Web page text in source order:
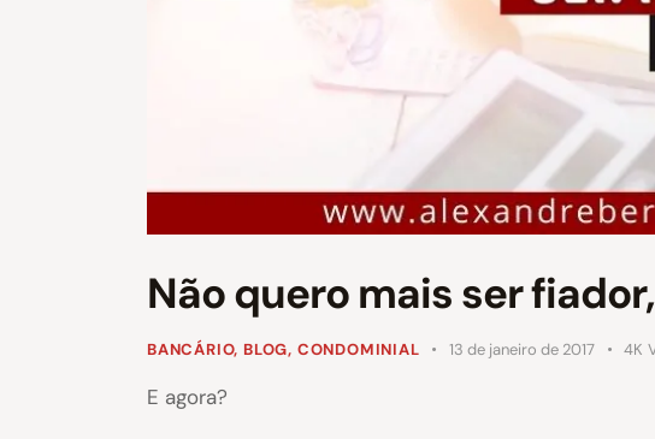
Não quero mais ser
BANCÁRIO, BLOG, CONDOMINIAL 13 de janeiro de 2017 4K
E agora?